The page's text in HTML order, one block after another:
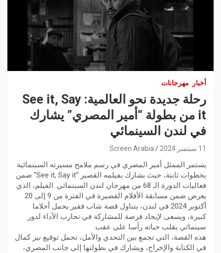
أخبار مهرجانات
رحلة جديدة نحو العالمية: See it, Say
it من بطولة “أمير المصري” يشارك
في لندن السينمائي
11 سبتمبر 2024 Screen Arabia
يستمر الممثل أمير المصري في رسم ملامح مسيرته السينمائية
بخطوات ثابتة، حيث يشارك بفيلمه القصير “See it, Say it” ضمن
فعاليات الدورة الـ 68 من مهرجان لندن السينمائي. الفيلم، الذي
يعرض ضمن مسابقة الأفلام القصيرة في الفترة من 9 إلى 20
أكتوبر 2024 في لندن، يتناول قصة شاب فقير يحمل أحلاما
كبيرة، ويسعى لإيجاد فرصة للمشاركة في تجارب الأداء لدور
سينمائي يقلب حياته رأسا على عقب.
هذه القصة، التي تجمع بين التحدي والأمل، تحمل توقيع نيز كمال
في الكتابة والإخراج، ويشارك في بطولتها إلى جانب المصري،